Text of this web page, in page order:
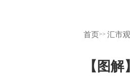
首页>> 汇市
【图